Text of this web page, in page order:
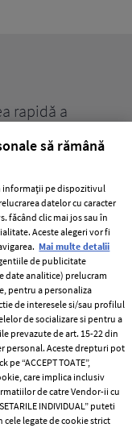
rapidă a
si conditii
de
de cookies
să rămână
informații pe dispozitivul
datelor cu caracter
făcând clic mai jos sau în
Aceste alegeri vor fi
Mai multe detalii
de publicitate
date analitice) prelucram
pentru a personaliza
de interesele si/sau profilul
de socializare si pentru a
prevazute de art. 15-22 din
personal. Aceste drepturi pot
pe “ACCEPT TOATE”,
care implica inclusiv
de catre Vendor-ii cu
INDIVIDUAL” puteti
legate de cookie strict